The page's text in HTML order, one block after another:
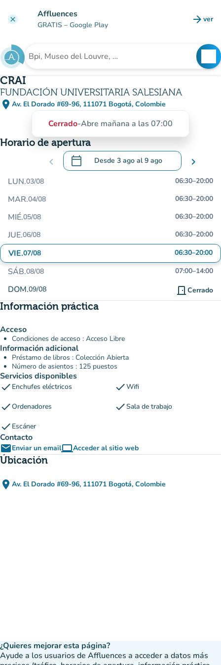
clear Affluences
GRATIS – Google Play arrow_forward ver
Buscar un establecimiento
CRAI
FUNDACIÓN UNIVERSITARIA SALESIANA
place Av. El Dorado #69-96, 111071 Bogotá, Colombie
(abrir en Google Maps)
(nueva pestaña)
Cerrado-Abre mañana a las 07:00
Horario de apertura
chevron_left calendar_today Desde 3 ago al9 ago
.Abra el calendario para cambiar las
chevron_right
LUN.03/08 06:30–20:00
MAR.04/08 06:30–20:00
MIÉ.05/08 06:30–20:00
JUE.06/08 06:30–20:00
VIE.07/08 06:30–20:00
SÁB.08/08 07:00–14:00
DOM.09/08 door_front Cerrado
Información práctica
Acceso
Condiciones de acceso : Acceso Libre
Información adicional
Préstamo de libros : Colección Abierta
Número de asientos : 125 puestos
Servicios disponibles
check Enchufes eléctricos checkWifi
checkOrdenadores checkSala de trabajo
check Escáner
Contacto
emailEnviar un emailcomputerAcceder al sitio web
(nueva pestaña)
Úbicación
place Av. El Dorado #69-96, 111071 Bogotá, Colombie
(abrir en Google Maps)
(nueva pestaña)
¿Quieres mejorar esta página?
Ayude a los usuarios de Affluences a acceder a datos más